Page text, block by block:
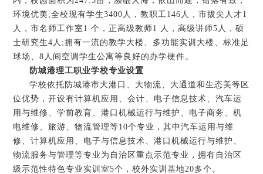
环境优美;全校现有学生3400人，教职工146人，市拔尖人才1
人，市名师工作室1 个，正高级教师1 人，高级讲师5人，硕
士研究生4人;拥有一流的教学大楼、多功能实训大楼、标准足
球场、8人间空调学生公寓等良好的办学硬件。
防城港理工职业学校专业设置
学校依托防城港市大港口、大物流、大通道和生态美等区
位优势，开设有计算机应用、会计、电子信息技术、汽车运
用与维修、学前教育、港口机械运行与维护、电子商务、机
电维修、旅游、物流管理等10个专业，其中汽车运用与维
修、计算机应用、电子与信息技术、港口机械运行与维护、
物流服务与管理等专业为自治区重点示范专业，拥有自治区
级示范性特色专业实训室5个，校外实训基地20多个。